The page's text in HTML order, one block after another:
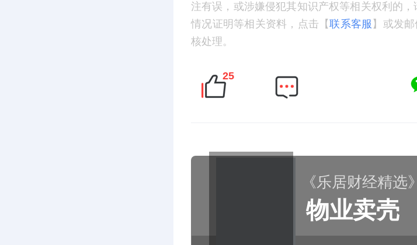
注有误，或涉嫌侵犯其知识产权等相关权利的
情况证明等相关资料，点击【联系客服 】或发
核处理。
25
《乐居财经精选》
物业卖壳